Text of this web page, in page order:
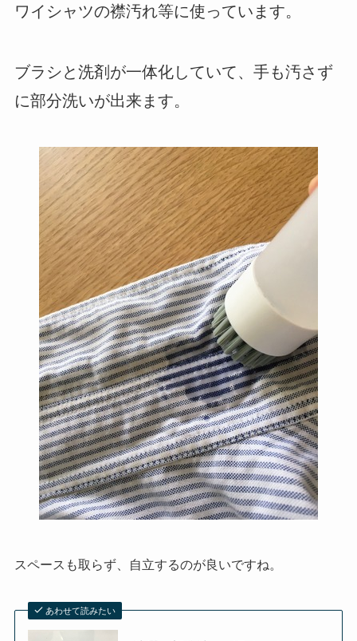
ワイシャツの襟汚れ等に使っています。
ブラシと洗剤が一体化していて、手も汚さず
に部分洗いが出来ます。
スペースも取らず、自立するのが良いですね。
あわせて読みたい